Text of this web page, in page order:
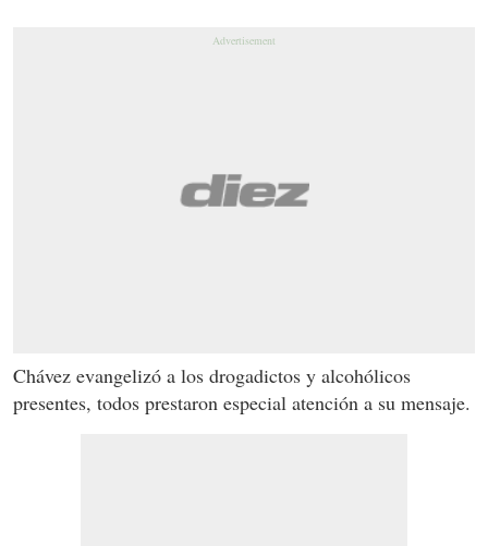
Chávez evangelizó a los drogadictos y alcohólicos
presentes, todos prestaron especial atención a su mensaje.